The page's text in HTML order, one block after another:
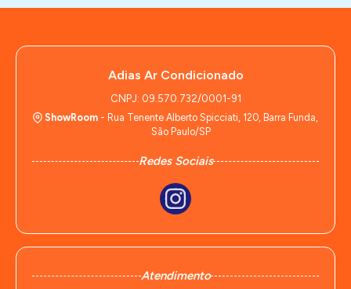
Adias Ar Condicionado
CNPJ: 09.570.732/0001-91
ShowRoom- Rua Tenente Alberto Spicciati, 120, Barra Funda,
São Paulo/SP
Redes Sociais
Atendimento